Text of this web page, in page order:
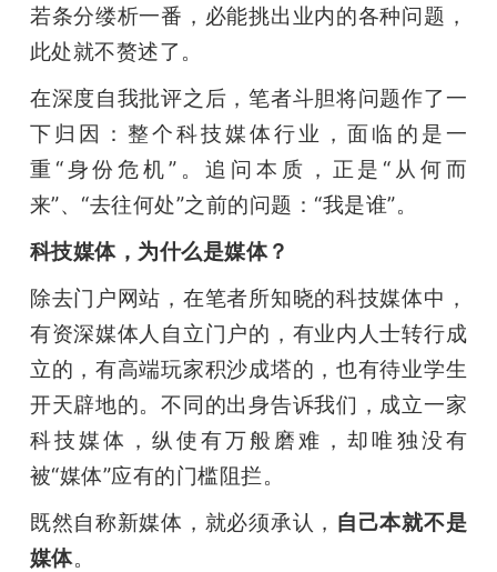
GAIR
专
爱
搞
机
若条分缕析一番，必能挑出业内的各种问题，
此处就不赘述了。
在深度自我批评之后，笔者斗胆将问题作了一
下归因：整个科技媒体行业，面临的是一
重“身份危机”。追问本质，正是“从何而
来”、“去往何处”之前的问题：“我是谁”。
科技媒体，为什么是媒体？
除去门户网站，在笔者所知晓的科技媒体中，
有资深媒体人自立门户的，有业内人士转行成
立的，有高端玩家积沙成塔的，也有待业学生
开天辟地的。不同的出身告诉我们，成立一家
科技媒体，纵使有万般磨难，却唯独没有
被“媒体”应有的门槛阻拦。
既然自称新媒体，就必须承认， 自己本就不是
媒体。